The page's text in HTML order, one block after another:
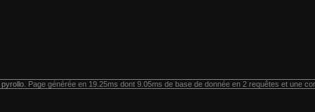
pyrollo . Page générée en 19.25ms dont 9.05ms de base de donnée en 2 requêtes et une